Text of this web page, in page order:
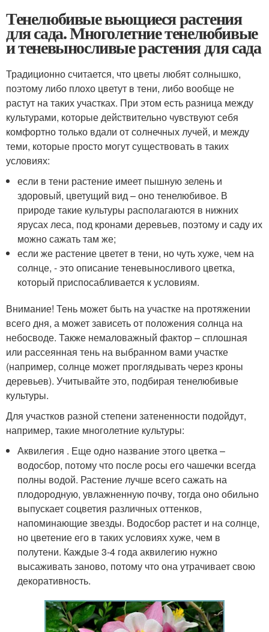
Тенелюбивые вьющиеся растения
для сада. Многолетние тенелюбивые
и теневыносливые растения для сада
Традиционно считается, что цветы любят солнышко,
поэтому либо плохо цветут в тени, либо вообще не
растут на таких участках. При этом есть разница между
культурами, которые действительно чувствуют себя
комфортно только вдали от солнечных лучей, и между
теми, которые просто могут существовать в таких
условиях:
если в тени растение имеет пышную зелень и
здоровый, цветущий вид – оно тенелюбивое. В
природе такие культуры располагаются в нижних
ярусах леса, под кронами деревьев, поэтому и саду их
можно сажать там же;
если же растение цветет в тени, но чуть хуже, чем на
солнце, - это описание теневыносливого цветка,
который приспосабливается к условиям.
Внимание! Тень может быть на участке на протяжении
всего дня, а может зависеть от положения солнца на
небосводе. Также немаловажный фактор – сплошная
или рассеянная тень на выбранном вами участке
(например, солнце может проглядывать через кроны
деревьев). Учитывайте это, подбирая тенелюбивые
культуры.
Для участков разной степени затененности подойдут,
например, такие многолетние культуры:
Аквилегия . Еще одно название этого цветка –
водосбор, потому что после росы его чашечки всегда
полны водой. Растение лучше всего сажать на
плодородную, увлажненную почву, тогда оно обильно
выпускает соцветия различных оттенков,
напоминающие звезды. Водосбор растет и на солнце,
но цветение его в таких условиях хуже, чем в
полутени. Каждые 3-4 года аквилегию нужно
высаживать заново, потому что она утрачивает свою
декоративность.